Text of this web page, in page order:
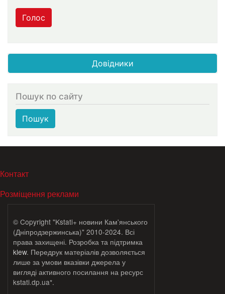
Голос
Довідники
Пошук по сайту
Пошук
МЕНЮ В ПОДВАЛЕ
Контакт
Розміщення реклами
© Copyright "Kstati+ новини Кам'янського
(Дніпродзержинська)" 2010-2024. Всі
права захищені. Розробка та підтримка
klew. Передрук матеріалів дозволяється
лише за умови вказівки джерела у
вигляді активного посилання на ресурс
kstati.dp.ua*.